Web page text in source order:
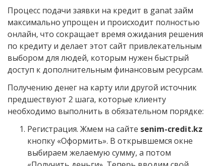
Процесс подачи заявки на кредит в ganat займ
максимально упрощен и происходит полностью
онлайн, что сокращает время ожидания решения
по кредиту и делает этот сайт привлекательным
выбором для людей, которым нужен быстрый
доступ к дополнительным финансовым ресурсам.
Получению денег на карту или другой источник
предшествуют 2 шага, которые клиенту
необходимо выполнить в обязательном порядке:
Регистрация. Жмем на сайте senim-credit.kz
кнопку «Оформить». В открывшемся окне
выбираем желаемую сумму, а потом